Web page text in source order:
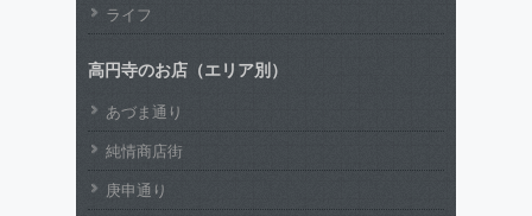
ライフ
高円寺のお店（エリア別）
あづま通り
純情商店街
庚申通り